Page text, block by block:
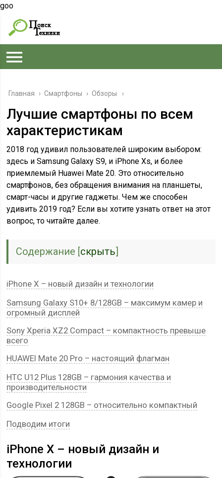
goo
Главная › Смартфоны › Обзоры
Лучшие смартфоны по всем
характеристикам
2018 год удивил пользователей широким выбором:
здесь и Samsung Galaxy S9, и iPhone Xs, и более
приемлемый Huawei Mate 20. Это относительно
смартфонов, без обращения внимания на планшеты,
смарт-часы и другие гаджеты. Чем же способен
удивить 2019 год? Если вы хотите узнать ответ на этот
вопрос, то читайте далее.
Содержание [скрыть]
iPhone X – новый дизайн и технологии
Samsung Galaxy S10+ 8/128GB – максимум камер и
огромный дисплей
Sony Xperia XZ2 Compact – компактность превыше
всего
HUAWEI Mate 20 Pro – настоящий флагман
HTC U12 Plus 128GB – гармония качества и
производительности
Google Pixel 2 128GB – относительно компактный
Подводим итоги
iPhone X – новый дизайн и
технологии